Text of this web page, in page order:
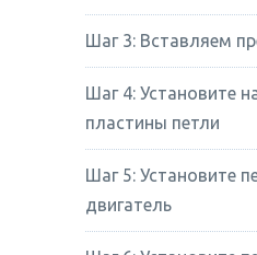
Шаг 3: Вставляем
Шаг 4: Установите
пластины петли
Шаг 5: Установите
двигатель